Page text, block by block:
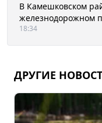
В Камешковском
железнодорожном
18:34
ДРУГИЕ